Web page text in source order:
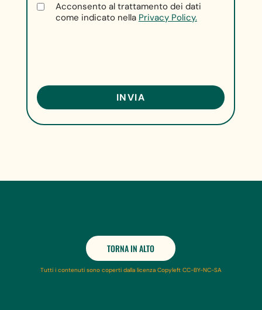
Acconsento al trattamento dei dati
come indicato nella Privacy Policy.
TORNA IN ALTO
Tutti i contenuti sono coperti dalla licenza Copyleft CC-BY-NC-SA